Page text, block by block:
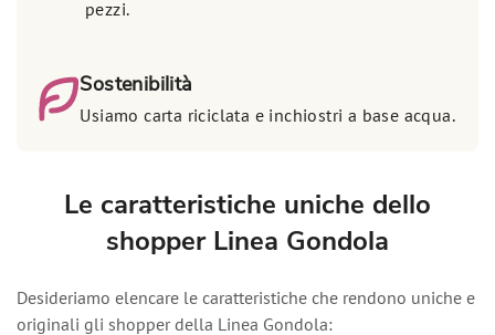
pezzi.
Sostenibilità
Usiamo carta riciclata e inchiostri a base acqua.
Le caratteristiche uniche dello
shopper Linea Gondola
Desideriamo elencare le caratteristiche che rendono uniche e
originali gli shopper della Linea Gondola: